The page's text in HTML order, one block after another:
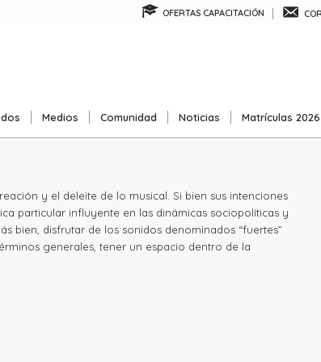
OFERTAS CAPACITACIÓN
Medios Comunidad Noticias Matrículas 2026
y el deleite de lo musical. Si bien sus intenciones
particular influyente en las dinámicas sociopolíticas y
bien, disfrutar de los sonidos denominados “fuertes”
generales, tener un espacio dentro de la